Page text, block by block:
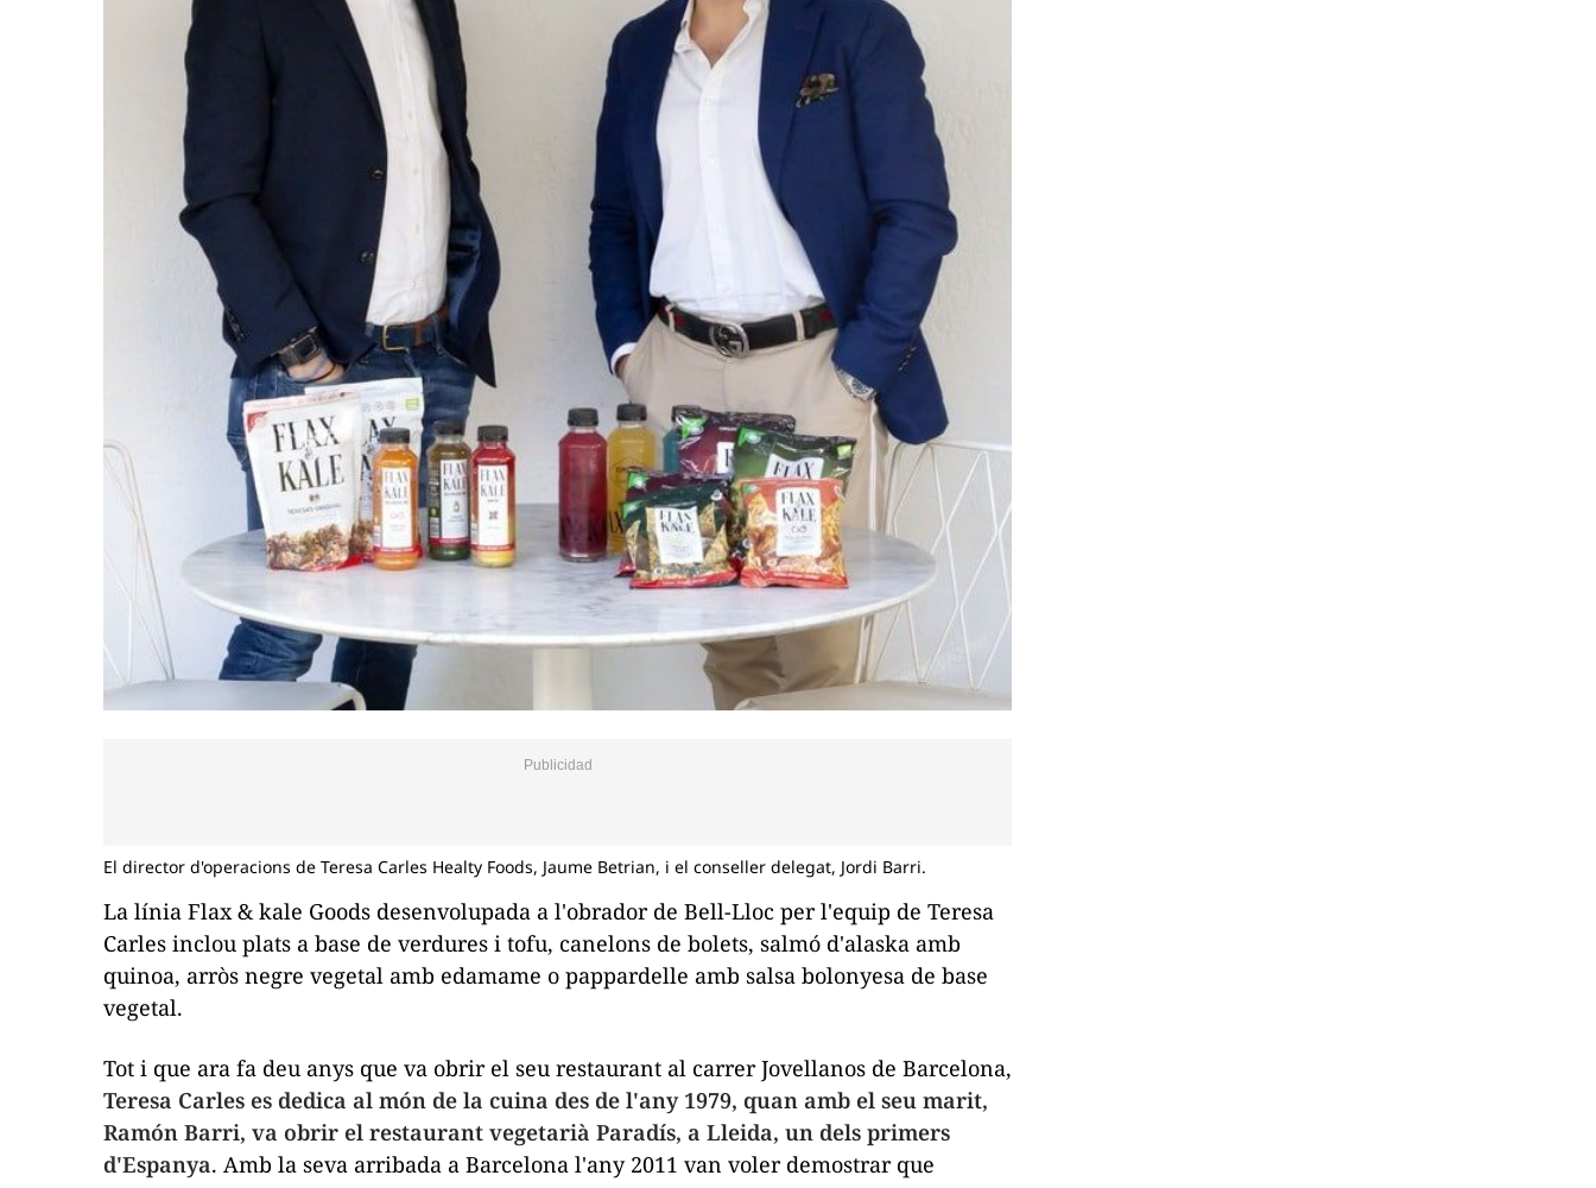
El director d'operacions de Teresa Carles Healty Foods, Jaume Betrian, i el conseller delegat, Jordi Barri.
La línia Flax & kale Goods desenvolupada a l'obrador de Bell-Lloc per l'equip de Teresa
Carles inclou plats a base de verdures i tofu, canelons de bolets, salmó d'alaska amb
quinoa, arròs negre vegetal amb edamame o pappardelle amb salsa bolonyesa de base
vegetal.
Tot i que ara fa deu anys que va obrir el seu restaurant al carrerJovellanos de Barcelona,
Teresa Carles es dedica al món de la cuina des de l'any 1979, quan amb el seu marit,
Ramón Barri, va obrir el restaurant vegetarià Paradís, a Lleida, un dels primers
d'Espanya. Amb la seva arribada a Barcelona l'any 2011 van voler demostrar que